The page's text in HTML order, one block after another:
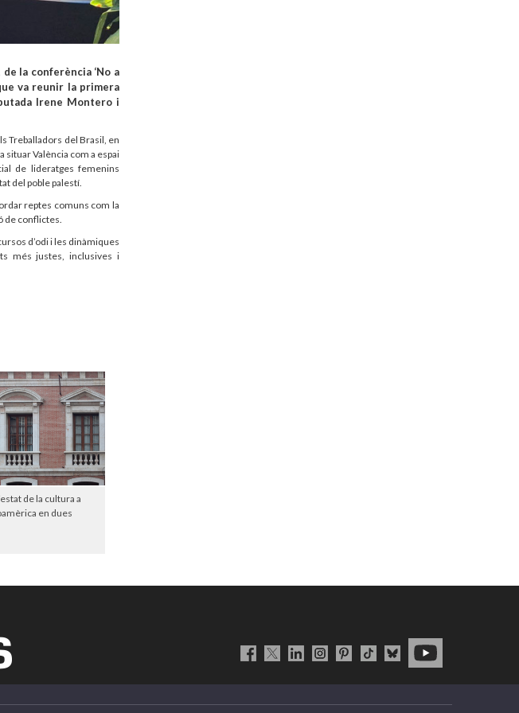
la conferència ‘No a
va reunir la primera
Irene Montero i
Treballadors del Brasil, en
situar València com a espai
de lideratges femenins
del poble palestí.
reptes comuns com la
de conflictes.
d’odi i les dinàmiques
més justes, inclusives i
de la cultura a
en dues